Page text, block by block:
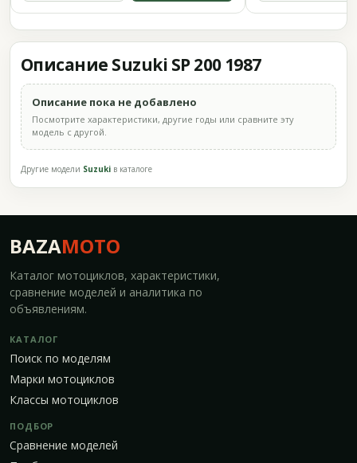
Описание Suzuki SP 200 1987
Описание пока не добавлено
Посмотрите характеристики, другие годы или сравните эту
модель с другой.
Другие модели Suzuki в каталоге
BAZAMOTO
Каталог мотоциклов, характеристики,
сравнение моделей и аналитика по
объявлениям.
КАТАЛОГ
Поиск по моделям
Марки мотоциклов
Классы мотоциклов
ПОДБОР
Сравнение моделей